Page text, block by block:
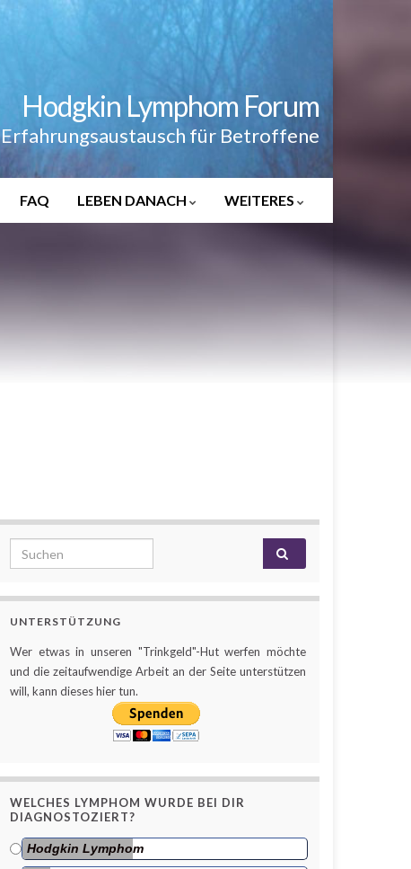
Hodgkin Lymphom Forum
Erfahrungsaustausch für Betroffene
FAQ LEBEN DANACH WEITERES
Search for:
UNTERSTÜTZUNG
Wer etwas in unseren "Trinkgeld"-Hut werfen möchte
und die zeitaufwendige Arbeit an der Seite unterstützen
will, kann dieses hier tun.
WELCHES LYMPHOM WURDE BEI DIR
DIAGNOSTOZIERT?
Hodgkin Lymphom